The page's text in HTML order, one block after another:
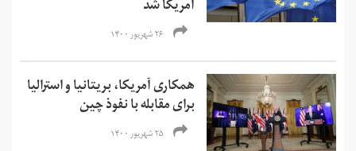
آمریکا شد
۲۶ شهریور ۱۴۰۰
همکاری آمریکا، بریتانیا و استرالیا
برای مقابله با نفوذ چین
۲۵ شهریور ۱۴۰۰